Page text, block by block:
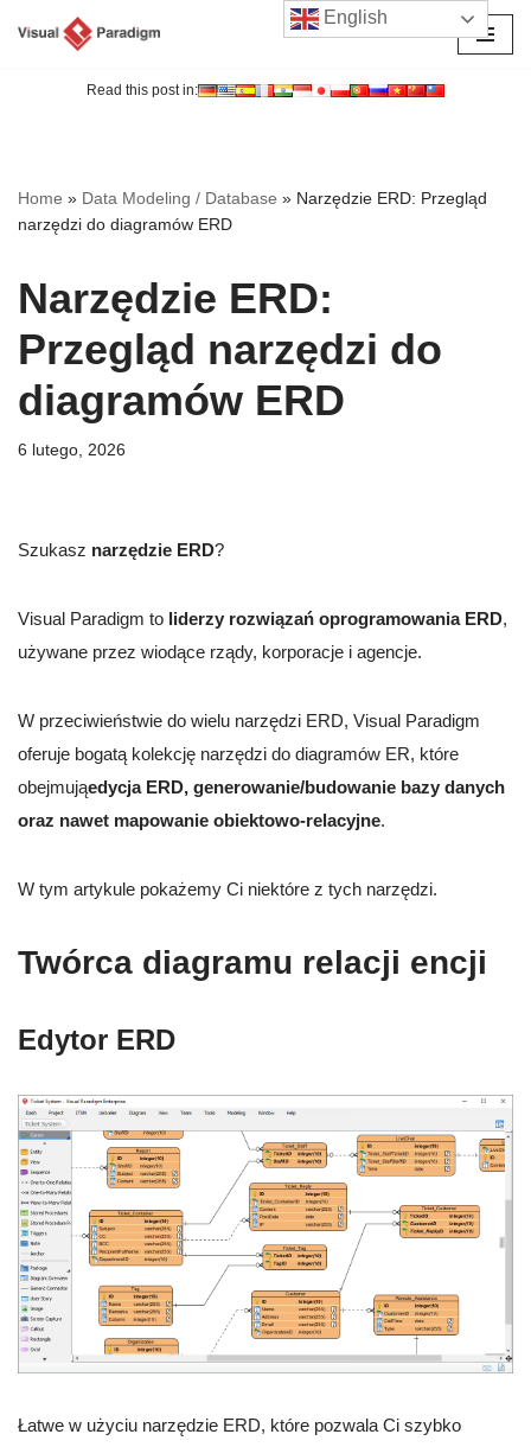
Read this post in:
Home » Data Modeling / Database » Narzędzie ERD: Przegląd
narzędzi do diagramów ERD
Narzędzie ERD:
Przegląd narzędzi do
diagramów ERD
6 lutego, 2026
Szukasz narzędzie ERD?
Visual Paradigm to liderzy rozwiązań oprogramowania ERD,
używane przez wiodące rządy, korporacje i agencje.
W przeciwieństwie do wielu narzędzi ERD, Visual Paradigm
oferuje bogatą kolekcję narzędzi do diagramów ER, które
obejmująedycja ERD, generowanie/budowanie bazy danych
oraz nawet mapowanie obiektowo-relacyjne.
W tym artykule pokażemy Ci niektóre z tych narzędzi.
Twórca diagramu relacji encji
Edytor ERD
Łatwe w użyciu narzędzie ERD, które pozwala Ci szybko
English